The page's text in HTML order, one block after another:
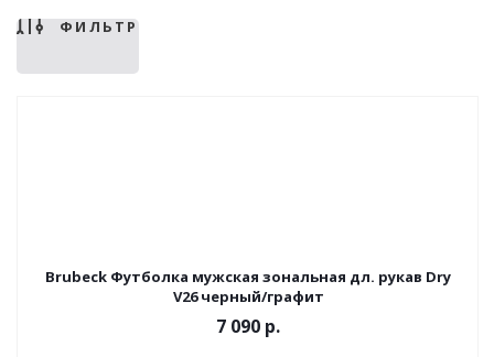
ФИЛЬТР
Brubeck Футболка мужская зональная дл. рукав Dry
V26 черный/графит
7 090 р.